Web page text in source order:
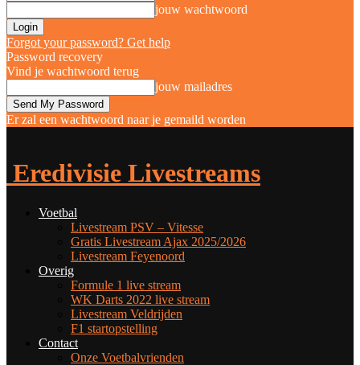
jouw wachtwoord
Forgot your password? Get help
Password recovery
Vind je wachtwoord terug
jouw mailadres
Er zal een wachtwoord naar je gemaild worden
Eredivisie Livestreams
Voetbal
Livestream PSV – Vitesse
Gratis Livestream Ajax 2025/2026
Livestream Feyenoord
Overig
Formule 1 live stream
WK Darts 2022 live stream
Livestream Veldrijden
F1 startopstelling
Contact
Onze Voetbalvrienden